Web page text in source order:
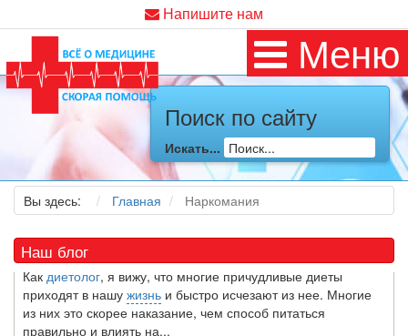
Напишите нам
Меню
Поиск по сайту
Искать...
Вы здесь: Главная Наркомания
Наш блог
Как я заболел во время локдауна?
Это странная ситуация: вы соблюдали все меры
предосторожности COVID-19 (вы почти все время дома),
но, тем не менее, вы каким-то образом простудились. Вы
можете задаться...
5 причин обратить внимание на средиземноморскую диету
Какдиетолог, я вижу, что многие причудливые диеты
приходят в нашужизньи быстро исчезают из нее. Многие
из них это скорее наказание, чем способ питаться
правильно и влиять на...